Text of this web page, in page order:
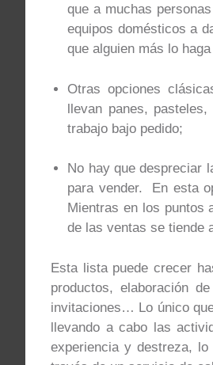
que a muchas
equipos domésticos a
que alguien más lo
Otras opciones
llevan panes,
trabajo bajo pedido;
No hay que despreciar
para vender. En esta
Mientras en los puntos
de las ventas se tiende
Esta lista puede crecer
productos, elaboración
invitaciones… Lo único
llevando a cabo las
experiencia y destreza,